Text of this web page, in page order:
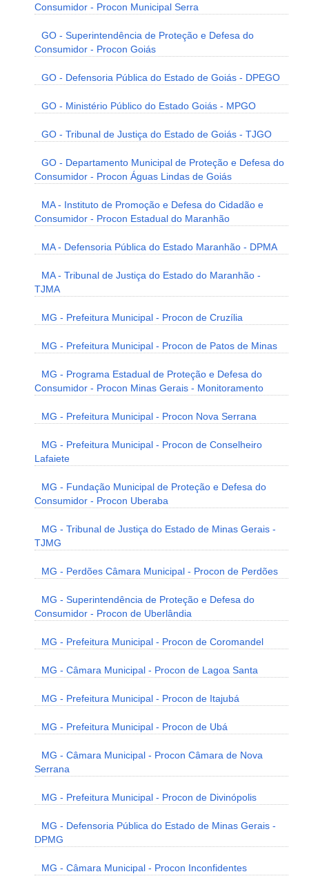
Consumidor - Procon Municipal Serra
GO - Superintendência de Proteção e Defesa do
Consumidor - Procon Goiás
GO - Defensoria Pública do Estado de Goiás - DPEGO
GO - Ministério Público do Estado Goiás - MPGO
GO - Tribunal de Justiça do Estado de Goiás - TJGO
GO - Departamento Municipal de Proteção e Defesa do
Consumidor - Procon Águas Lindas de Goiás
MA - Instituto de Promoção e Defesa do Cidadão e
Consumidor - Procon Estadual do Maranhão
MA - Defensoria Pública do Estado Maranhão - DPMA
MA - Tribunal de Justiça do Estado do Maranhão -
TJMA
MG - Prefeitura Municipal - Procon de Cruzília
MG - Prefeitura Municipal - Procon de Patos de Minas
MG - Programa Estadual de Proteção e Defesa do
Consumidor - Procon Minas Gerais - Monitoramento
MG - Prefeitura Municipal - Procon Nova Serrana
MG - Prefeitura Municipal - Procon de Conselheiro
Lafaiete
MG - Fundação Municipal de Proteção e Defesa do
Consumidor - Procon Uberaba
MG - Tribunal de Justiça do Estado de Minas Gerais -
TJMG
MG - Perdões Câmara Municipal - Procon de Perdões
MG - Superintendência de Proteção e Defesa do
Consumidor - Procon de Uberlândia
MG - Prefeitura Municipal - Procon de Coromandel
MG - Câmara Municipal - Procon de Lagoa Santa
MG - Prefeitura Municipal - Procon de Itajubá
MG - Prefeitura Municipal - Procon de Ubá
MG - Câmara Municipal - Procon Câmara de Nova
Serrana
MG - Prefeitura Municipal - Procon de Divinópolis
MG - Defensoria Pública do Estado de Minas Gerais -
DPMG
MG - Câmara Municipal - Procon Inconfidentes